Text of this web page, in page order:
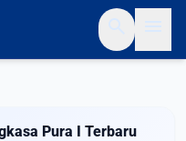
Pura I Terbaru